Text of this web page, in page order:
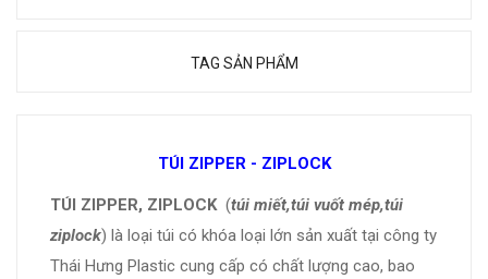
TAG SẢN PHẨM
TÚI ZIPPER - ZIPLOCK
TÚI ZIPPER, ZIPLOCK (túi miết,túi vuốt mép,túi
ziplock) là loại túi có khóa loại lớn sản xuất tại công ty
Thái Hưng Plastic cung cấp có chất lượng cao, bao